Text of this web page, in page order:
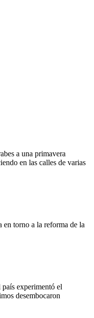
a una primavera
en las calles de varias
torno a la reforma de la
experimentó el
desembocaron